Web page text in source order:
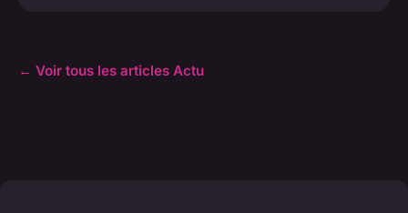
← Voir tous les articles Actu